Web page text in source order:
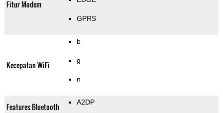
Fitur Modem
GPRS
Kecepatan WiFi
b
g
n
Features Bluetooth A2DP